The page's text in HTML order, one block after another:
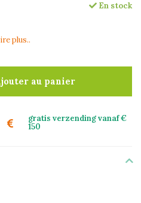
En stock
plus..
au panier
gratis verzending vanaf €
150